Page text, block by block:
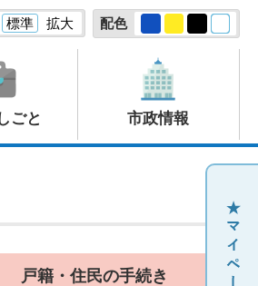
標準 拡大 配色
ごと 市政情報
戸籍・住民の手続き